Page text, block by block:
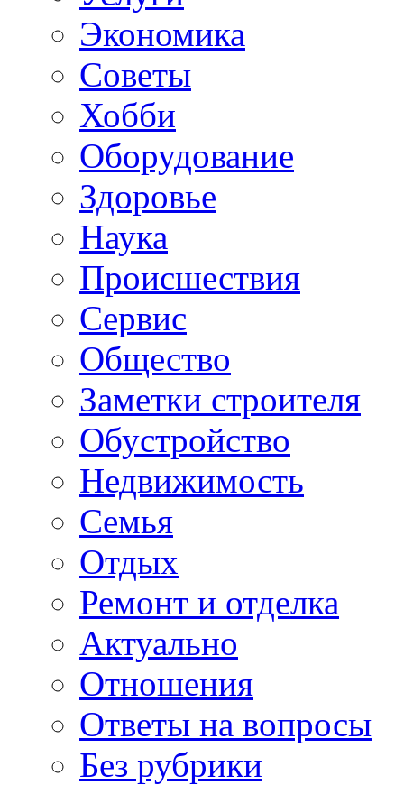
Экономика
Советы
Хобби
Oборудование
Здоровье
Наука
Происшествия
Сервис
Общество
Заметки строителя
Обустройство
Недвижимость
Семья
Отдых
Ремонт и отделка
Актуально
Отношения
Ответы на вопросы
Без рубрики